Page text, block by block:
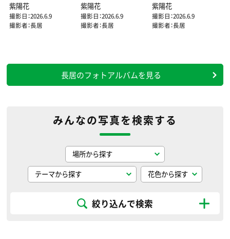
紫陽花
撮影日：2026.6.9
撮影者：長居
紫陽花
撮影日：2026.6.9
撮影者：長居
紫陽花
撮影日：2026.6.9
撮影者：長居
長居のフォトアルバムを見る
みんなの写真を検索する
絞り込んで検索